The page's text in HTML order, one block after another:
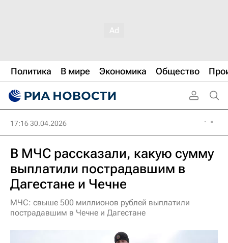
Политика В мире Экономика Общество
17:16 30.04.2026
В МЧС рассказали, какую сумму
выплатили пострадавшим в
Дагестане и Чечне
МЧС: свыше 500 миллионов рублей выплатили
пострадавшим в Чечне и Дагестане